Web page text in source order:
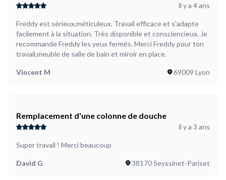
il y a 4 ans
Freddy est sérieux,méticuleux. Travail efficace et s'adapte
facilement à la situation. Très disponible et consciencieux. Je
recommande Freddy les yeux fermés. Merci Freddy pour ton
travail,meuble de salle de bain et miroir en place.
Vincent M 69009 Lyon
Remplacement d'une colonne de douche
il y a 3 ans
Super travail ! Merci beaucoup
David G 38170 Seyssinet-Pariset